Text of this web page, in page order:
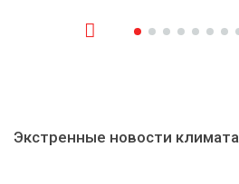
Экстренные новости климата